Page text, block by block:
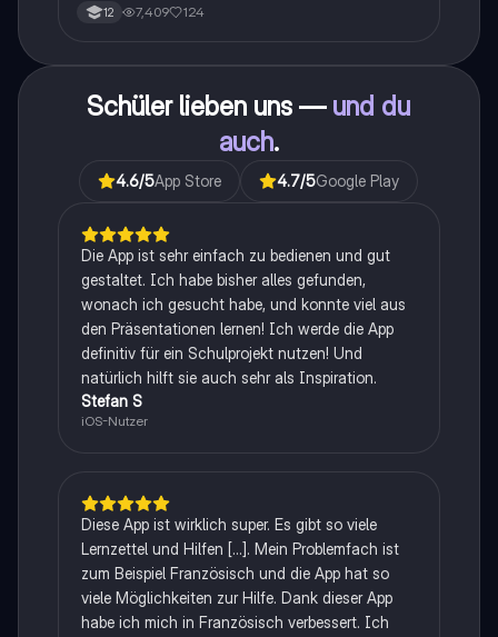
12 7,409 124
Schüler lieben uns — und du
auch.
4.6/5App Store 4.7/5Google Play
Die App ist sehr einfach zu bedienen und gut
gestaltet. Ich habe bisher alles gefunden,
wonach ich gesucht habe, und konnte viel aus
den Präsentationen lernen! Ich werde die App
definitiv für ein Schulprojekt nutzen! Und
natürlich hilft sie auch sehr als Inspiration.
Stefan S
iOS-Nutzer
Diese App ist wirklich super. Es gibt so viele
Lernzettel und Hilfen [...]. Mein Problemfach ist
zum Beispiel Französisch und die App hat so
viele Möglichkeiten zur Hilfe. Dank dieser App
habe ich mich in Französisch verbessert. Ich